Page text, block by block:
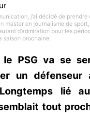
j’ai décidé de
master en journalisme de
d’admiration pour les
saison prochaine.
PSG va se
un défenseur
lié
tout